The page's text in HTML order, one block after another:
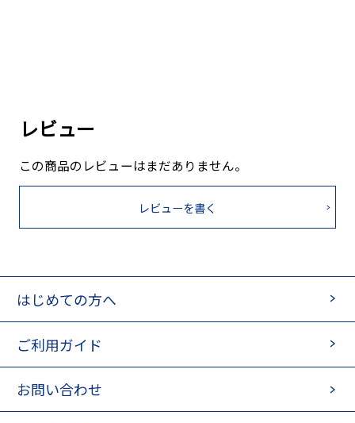
レビュー
この商品のレビューはまだありません。
レビューを書く
はじめての方へ
ご利用ガイド
お問い合わせ